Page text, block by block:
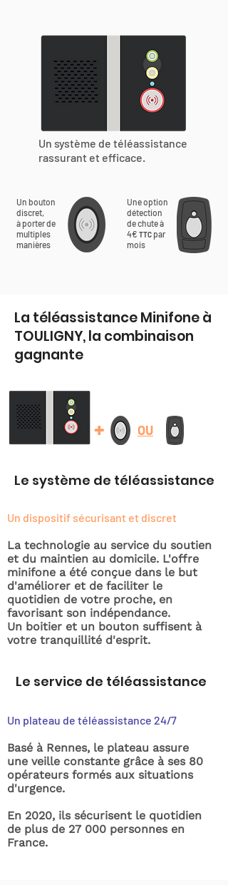
Un système de téléassistance
rassurant et efficace.
Un bouton
discret,
à porter de
multiples
manières
Une option
détection
de chute à
4€ TTC par
mois
La téléassistance Minifone à
TOULIGNY, la combinaison
gagnante
+ OU
Le système de téléassistance
Un dispositif sécurisant et discret
La technologie au service du soutien
et du maintien au domicile. L'offre
minifone a été conçue dans le but
d'améliorer et de faciliter le
quotidien de votre proche, en
favorisant son indépendance.
Un boitier et un bouton suffisent à
votre tranquillité d'esprit.
Le service de téléassistance
Un plateau de téléassistance 24/7
Basé à Rennes, le plateau assure
une veille constante grâce à ses 80
opérateurs formés aux situations
d'urgence.
En 2020, ils sécurisent le quotidien
de plus de 27 000 personnes en
France.